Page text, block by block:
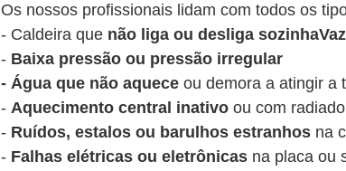
Os nossos profissionais lidam com todos os
- Caldeira que não liga ou desliga
- Baixa pressão ou pressão irregular
- Água que não aquece ou demora a atingir a
- Aquecimento central inativo ou com
- Ruídos, estalos ou barulhos estranhos na
- Falhas elétricas ou eletrônicas na placa ou